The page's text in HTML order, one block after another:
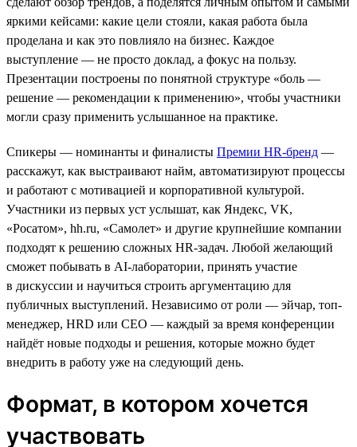
яркими кейсами: какие цели стояли, какая работа была
проделана и как это повлияло на бизнес. Каждое
выступление — не просто доклад, а фокус на пользу.
Презентации построены по понятной структуре «боль —
решение — рекомендации к применению», чтобы участники
могли сразу применить услышанное на практике.
Спикеры — номинанты и финалисты Премии HR-бренд —
расскажут, как выстраивают найм, автоматизируют процессы
и работают с мотивацией и корпоративной культурой.
Участники из первых уст услышат, как Яндекс, VK,
«Росатом», hh.ru, «Самолет» и другие крупнейшие компании
подходят к решению сложных HR-задач. Любой желающий
сможет побывать в AI-лаборатории, принять участие
в дискуссии и научиться строить аргументацию для
публичных выступлений. Независимо от роли — эйчар, топ-
менеджер, HRD или CEO — каждый за время конференции
найдёт новые подходы и решения, которые можно будет
внедрить в работу уже на следующий день.
Формат, в котором хочется
участвовать